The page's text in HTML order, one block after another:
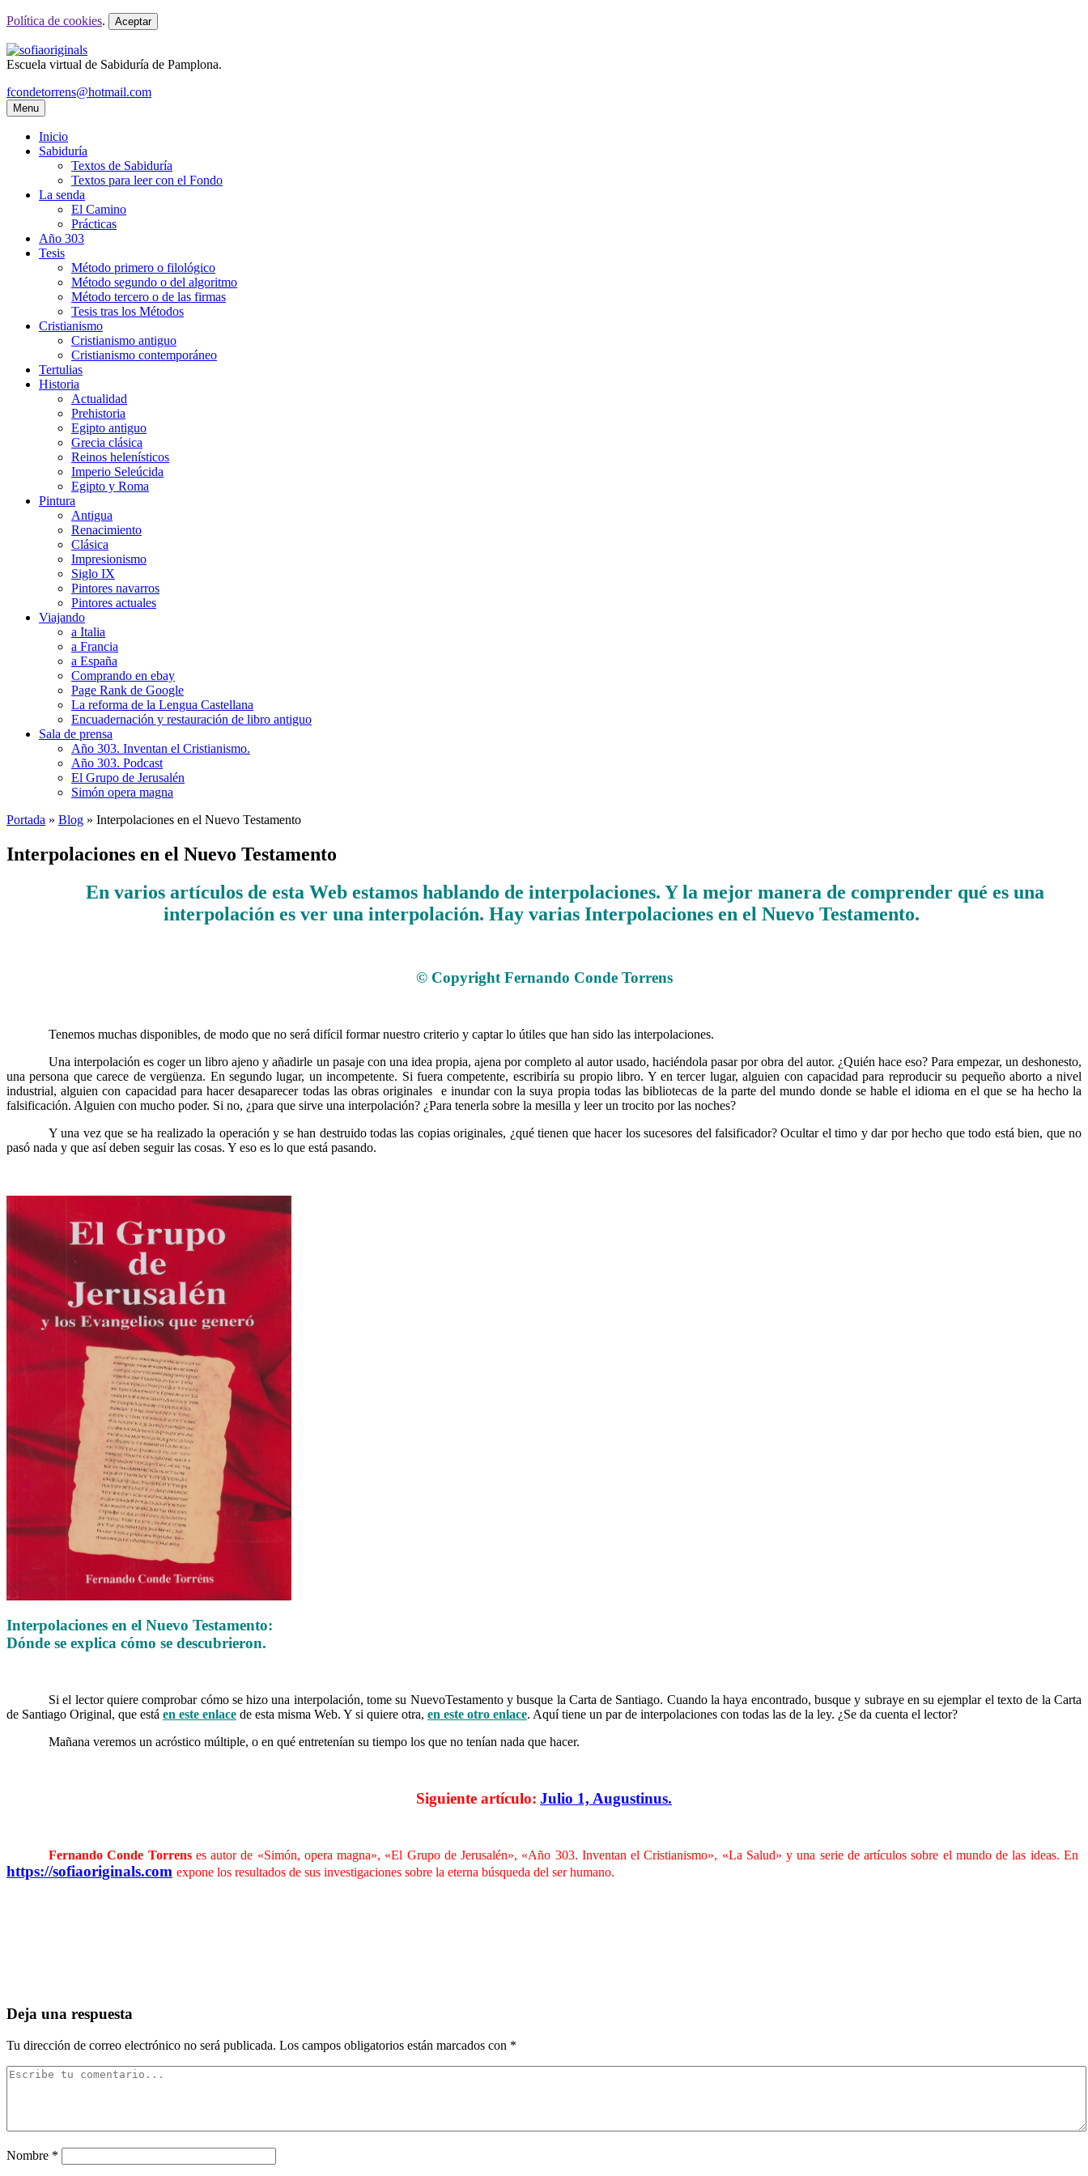
Política de cookies. Aceptar
Escuela virtual de Sabiduría de Pamplona.
fcondetorrens@hotmail.com
Menu
Inicio
Sabiduría
Textos de Sabiduría
Textos para leer con el Fondo
La senda
El Camino
Prácticas
Año 303
Tesis
Método primero o filológico
Método segundo o del algoritmo
Método tercero o de las firmas
Tesis tras los Métodos
Cristianismo
Cristianismo antiguo
Cristianismo contemporáneo
Tertulias
Historia
Actualidad
Prehistoria
Egipto antiguo
Grecia clásica
Reinos helenísticos
Imperio Seleúcida
Egipto y Roma
Pintura
Antigua
Renacimiento
Clásica
Impresionismo
Siglo IX
Pintores navarros
Pintores actuales
Viajando
a Italia
a Francia
a España
Comprando en ebay
Page Rank de Google
La reforma de la Lengua Castellana
Encuadernación y restauración de libro antiguo
Sala de prensa
Año 303. Inventan el Cristianismo.
Año 303. Podcast
El Grupo de Jerusalén
Simón opera magna
Portada » Blog » Interpolaciones en el Nuevo Testamento
Interpolaciones en el Nuevo Testamento
En varios artículos de esta Web estamos hablando de interpolaciones. Y la mejor manera de comprender qué es una
interpolación es ver una interpolación. Hay varias Interpolaciones en el Nuevo Testamento.
© Copyright Fernando Conde Torrens
Tenemos muchas disponibles, de modo que no será difícil formar nuestro criterio y captar lo útiles que han sido las interpolaciones.
Una interpolación es coger un libro ajeno y añadirle un pasaje con una idea propia, ajena por completo al autor usado, haciéndola pasar por obra del autor. ¿Quién hace eso? Para empezar, un deshonesto,
una persona que carece de vergüenza. En segundo lugar, un incompetente. Si fuera competente, escribiría su propio libro. Y en tercer lugar, alguien con capacidad para reproducir su pequeño aborto a nivel
industrial, alguien con capacidad para hacer desaparecer todas las obras originales e inundar con la suya propia todas las bibliotecas de la parte del mundo donde se hable el idioma en el que se ha hecho la
falsificación. Alguien con mucho poder. Si no, ¿para que sirve una interpolación? ¿Para tenerla sobre la mesilla y leer un trocito por las noches?
Y una vez que se ha realizado la operación y se han destruido todas las copias originales, ¿qué tienen que hacer los sucesores del falsificador? Ocultar el timo y dar por hecho que todo está bien, que no
pasó nada y que así deben seguir las cosas. Y eso es lo que está pasando.
Interpolaciones en el Nuevo Testamento:
Dónde se explica cómo se descubrieron.
Si el lector quiere comprobar cómo se hizo una interpolación, tome su NuevoTestamento y busque la Carta de Santiago. Cuando la haya encontrado, busque y subraye en su ejemplar el texto de la Carta
de Santiago Original, que está en este enlace de esta misma Web. Y si quiere otra, en este otro enlace. Aquí tiene un par de interpolaciones con todas las de la ley. ¿Se da cuenta el lector?
Mañana veremos un acróstico múltiple, o en qué entretenían su tiempo los que no tenían nada que hacer.
Siguiente artículo: Julio 1, Augustinus.
Fernando Conde Torrenses autor de «Simón, opera magna», «El Grupo de Jerusalén», «Año 303. Inventan el Cristianismo», «La Salud» y una serie de artículos sobre el mundo de las ideas. En
https://sofiaoriginals.com expone los resultados de sus investigaciones sobre la eterna búsqueda del ser humano.
Deja una respuesta
Tu dirección de correo electrónico no será publicada. Los campos obligatorios están marcados con *
Nombre *